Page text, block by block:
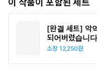
이 작품이 포함된 세트
[완결 세트] 악
되어버렸습니
기하고 연인 엔
소장 12,250원